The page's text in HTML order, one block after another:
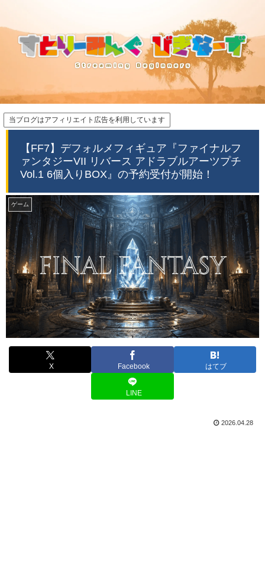
当ブログはアフィリエイト広告を利用しています
【FF7】デフォルメフィギュア『ファイナルフ
ァンタジーVII リバース アドラブルアーツプチ
Vol.1 6個入りBOX』の予約受付が開始！
ゲーム
X Facebook はてブ
LINE
2026.04.28